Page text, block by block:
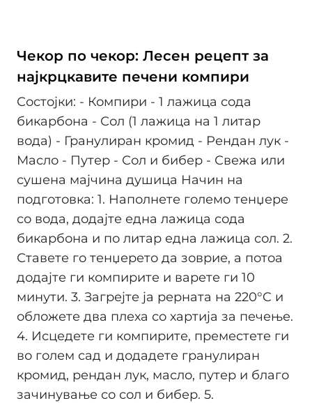
Чекор по чекор: Лесен рецепт за
најкрцкавите печени компири
Состојки: - Компири - 1 лажица сода
бикарбона - Сол (1 лажица на 1 литар
вода) - Гранулиран кромид - Рендан лук -
Масло - Путер - Сол и бибер - Свежa или
сушенa мајчина душица Начин на
подготовка: 1. Наполнете големо тенџере
со вода, додајте една лажица сода
бикарбона и по литар една лажица сол. 2.
Ставете го тенџерето да зоврие, а потоа
додајте ги компирите и варете ги 10
минути. 3. Загрејте ја рерната на 220°C и
обложете два плеха со хартија за печење.
4. Исцедете ги компирите, преместете ги
во голем сад и додадете гранулиран
кромид, рендан лук, масло, путер и благо
зачинување со сол и бибер. 5.